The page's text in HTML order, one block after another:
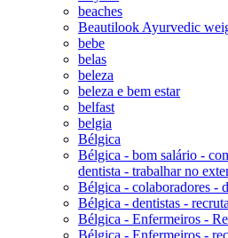
beaches
Beautilook Ayurvedic
bebe
belas
beleza
beleza e bem estar
belfast
belgia
Bélgica
Bélgica - bom salário -
dentista - trabalhar no
Bélgica - colaboradores -
Bélgica - dentistas -
Bélgica - Enfermeiros -
Bélgica - Enfermeiros -